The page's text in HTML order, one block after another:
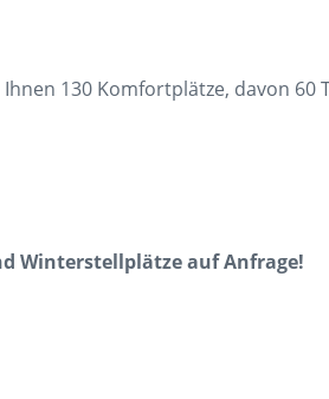
130 Komfortplätze, davon
Winterstellplätze auf Anfrage!